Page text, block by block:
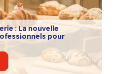
: La nouvelle
pour